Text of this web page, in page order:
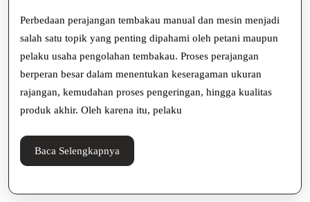
Manual
dan
Mesin,
Mana
yang
Lebih
Efisien?
Perbedaan perajangan tembakau manual dan mesin menjadi
salah satu topik yang penting dipahami oleh petani maupun
pelaku usaha pengolahan tembakau. Proses perajangan
berperan besar dalam menentukan keseragaman ukuran
rajangan, kemudahan proses pengeringan, hingga kualitas
produk akhir. Oleh karena itu, pelaku
Baca Selengkapnya
Selengkapnya